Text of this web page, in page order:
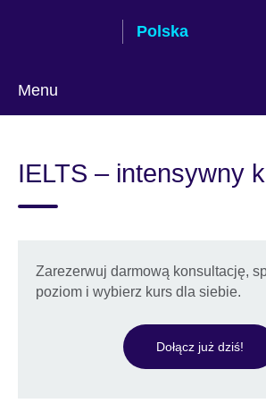
Polska
Menu
IELTS – intensywny
Zarezerwuj darmową konsultację,
poziom i wybierz kurs dla siebie.
Dołącz już dziś!